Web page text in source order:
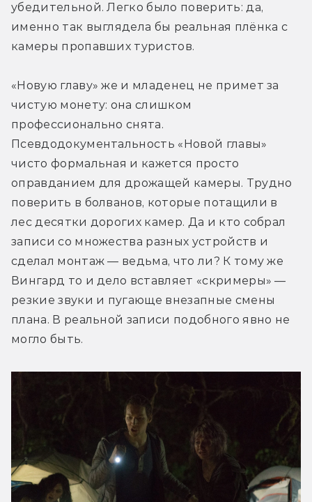
убедительной. Легко было поверить: да,
именно так выглядела бы реальная плёнка с
камеры пропавших туристов.
«Новую главу» же и младенец не примет за
чистую монету: она слишком
профессионально снята.
Псевдодокументальность «Новой главы»
чисто формальная и кажется просто
оправданием для дрожащей камеры. Трудно
поверить в болванов, которые потащили в
лес десятки дорогих камер. Да и кто собрал
записи со множества разных устройств и
сделал монтаж — ведьма, что ли? К тому же
Вингард то и дело вставляет «скримеры» —
резкие звуки и пугающе внезапные смены
плана. В реальной записи подобного явно не
могло быть.